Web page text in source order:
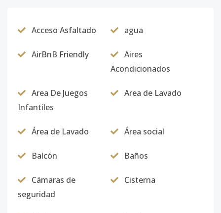
Acceso Asfaltado agua
AirBnB Friendly
Aires
Acondicionados
Area De Juegos
Infantiles
Area de Lavado
Área de Lavado Área social
Balcón Baños
Cámaras de
seguridad
Cisterna